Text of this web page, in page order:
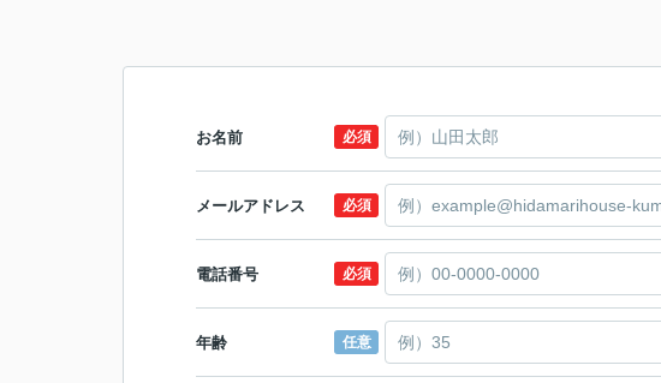
お名前 必須
メールアドレス 必須
電話番号 必須
年齢 任意